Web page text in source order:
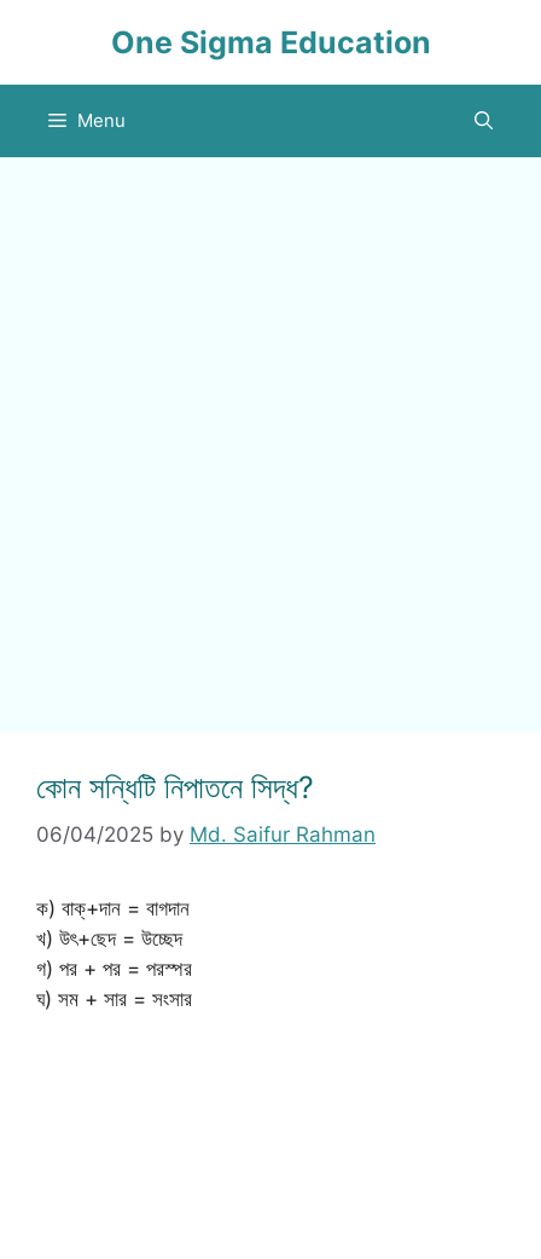
One Sigma Education
Menu
কোন সন্ধিটি নিপাতনে সিদ্ধ?
06/04/2025 by Md. Saifur Rahman
ক) বাক্+দান = বাগদান
খ) উৎ+ছেদ = উচ্ছেদ
গ) পর + পর = পরস্পর
ঘ) সম + সার = সংসার